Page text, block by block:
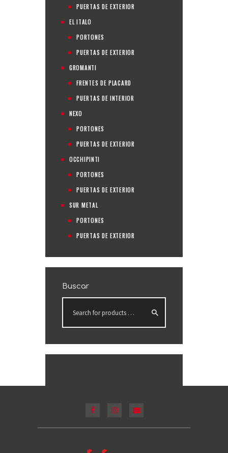
PUERTAS DE EXTERIOR
EL ITALO
PORTONES
PUERTAS DE EXTERIOR
GROMANTI
FRENTES DE PLACARD
PUERTAS DE INTERIOR
NEXO
PORTONES
PUERTAS DE EXTERIOR
OCCHIPINTI
PORTONES
PUERTAS DE EXTERIOR
SUR METAL
PORTONES
PUERTAS DE EXTERIOR
Buscar